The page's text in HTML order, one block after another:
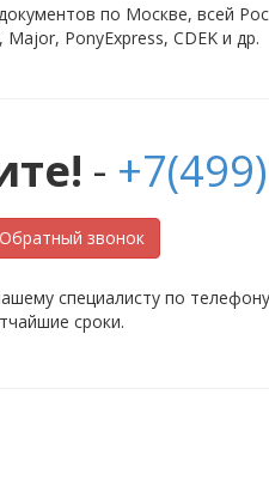
по Москве, всей
PonyExpress, CDEK и др.
-
Обратный звонок
специалисту по
сроки.